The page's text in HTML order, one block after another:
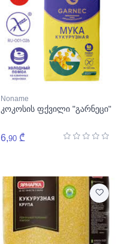
Noname
კოკოსის ფქვილი "გარნეცი"
6,90 ₾